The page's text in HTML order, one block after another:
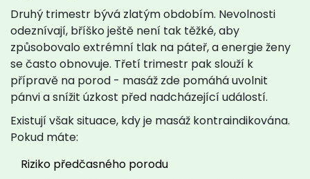
Druhý trimestr bývá zlatým obdobím. Nevolnosti
odeznívají, bříško ještě není tak těžké, aby
způsobovalo extrémní tlak na páteř, a energie ženy
se často obnovuje. Třetí trimestr pak slouží k
přípravě na porod - masáž zde pomáhá uvolnit
pánvi a snížit úzkost před nadcházející událostí.
Existují však situace, kdy je masáž kontraindikována.
Pokud máte:
Riziko předčasného porodu